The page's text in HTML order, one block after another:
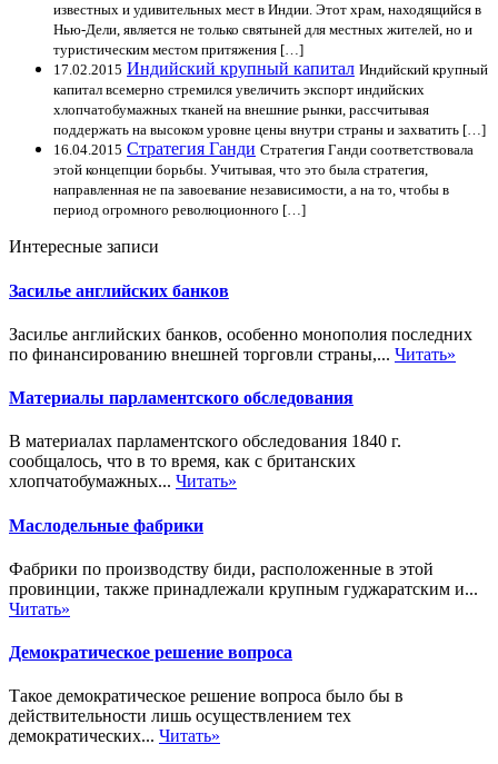
известных и удивительных мест в Индии. Этот храм, находящийся в
Нью-Дели, является не только святыней для местных жителей, но и
туристическим местом притяжения […]
17.02.2015 Индийский крупный капитал Индийский крупный
капитал всемерно стремился увеличить экспорт индийских
хлопчатобумажных тканей на внешние рынки, рассчитывая
поддержать на высоком уровне цены внутри страны и захватить […]
16.04.2015 Стратегия Ганди Стратегия Ганди соответствовала
этой концепции борьбы. Учитывая, что это была стратегия,
направленная не па завоевание независимости, а на то, чтобы в
период огромного революционного […]
Интересные записи
Засилье английских банков
Засилье английских банков, особенно монополия последних
по финансированию внешней торговли страны,... Читать»
Материалы парламентского обследования
В материалах парламентского обследования 1840 г.
сообщалось, что в то время, как с британских
хлопчатобумажных... Читать»
Маслодельные фабрики
Фабрики по производству биди, расположенные в этой
провинции, также принадлежали крупным гуджаратским и...
Читать»
Демократическое решение вопроса
Такое демократическое решение вопроса было бы в
действительности лишь осуществлением тех
демократических... Читать»